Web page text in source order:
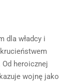
dla władcy i
heroicznej
wojnę jako